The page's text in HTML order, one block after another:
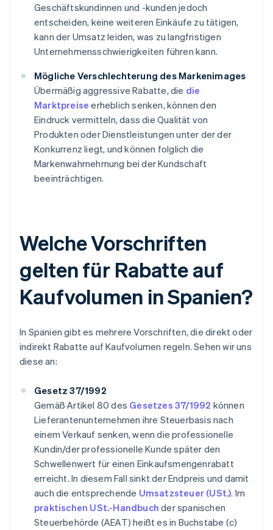
Geschäftskundinnen und -kunden jedoch
entscheiden, keine weiteren Einkäufe zu tätigen,
kann der Umsatz leiden, was zu langfristigen
Unternehmensschwierigkeiten führen kann.
Mögliche Verschlechterung des Markenimages
Übermäßig aggressive Rabatte, die die
Marktpreise erheblich senken, können den
Eindruck vermitteln, dass die Qualität von
Produkten oder Dienstleistungen unter der der
Konkurrenz liegt, und können folglich die
Markenwahrnehmung bei der Kundschaft
beeinträchtigen.
Welche Vorschriften
gelten für Rabatte auf
Kaufvolumen in Spanien?
In Spanien gibt es mehrere Vorschriften, die direkt oder
indirekt Rabatte auf Kaufvolumen regeln. Sehen wir uns
diese an:
Gesetz 37/1992
Gemäß Artikel 80 des Gesetzes 37/1992 können
Lieferantenunternehmen ihre Steuerbasis nach
einem Verkauf senken, wenn die professionelle
Kundin/der professionelle Kunde später den
Schwellenwert für einen Einkaufsmengenrabatt
erreicht. In diesem Fall sinkt der Endpreis und damit
auch die entsprechende Umsatzsteuer (USt.). Im
praktischen USt.-Handbuch der spanischen
Steuerbehörde (AEAT) heißt es in Buchstabe (c)